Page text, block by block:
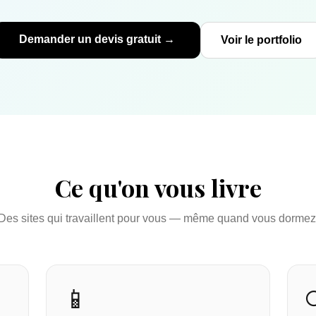
Demander un devis gratuit → Voir le portfolio
Ce qu'on vous livre
sites qui travaillent pour vous — même quand vous
📱